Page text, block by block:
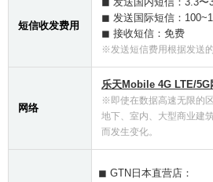
短信收发费用
◼ 发送国际短信：
◼ 接收短信：免费
※发送短信费用根据发送
网络
乐天Mobile 4G LTE/5G
※即使在数据高速无限的
地下、室内、大型商业建
而发生变化。
◼ GTN日本直营店：